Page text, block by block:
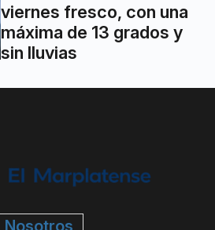
viernes fresco, con una
máxima de 13 grados y
sin lluvias
Nosotros